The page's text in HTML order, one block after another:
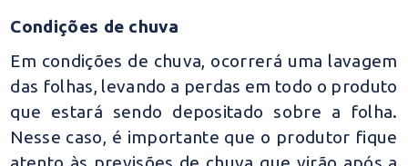
Condições de chuva
Em condições de chuva, ocorrerá uma lavagem
das folhas, levando a perdas em todo o produto
que estará sendo depositado sobre a folha.
Nesse caso, é importante que o produtor fique